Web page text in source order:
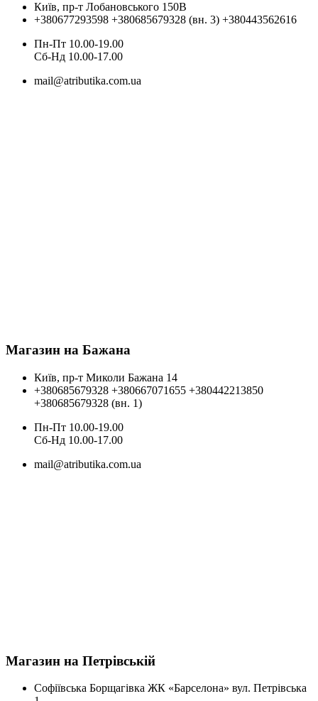
Київ, пр-т Лобановського 150В
+380677293598 +380685679328 (вн. 3) +380443562616
Пн-Пт 10.00-19.00
Cб-Нд 10.00-17.00
mail@atributika.com.ua
Магазин на Бажана
Київ, пр-т Миколи Бажана 14
+380685679328 +380667071655 +380442213850
+380685679328 (вн. 1)
Пн-Пт 10.00-19.00
Cб-Нд 10.00-17.00
mail@atributika.com.ua
Магазин на Петрівській
Софіївська Борщагівка ЖК «Барселона» вул. Петрівська